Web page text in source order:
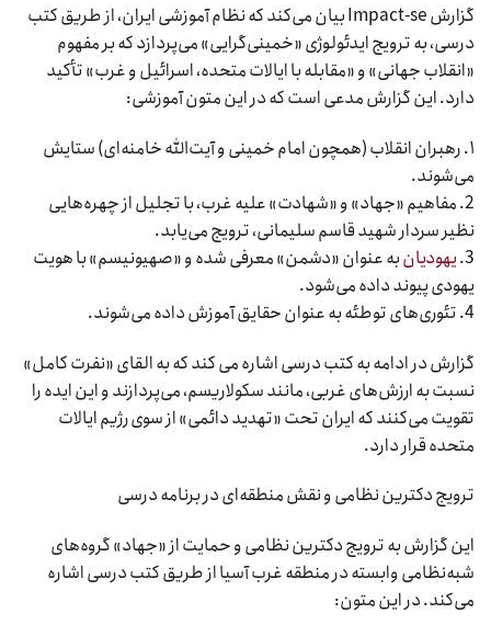
گزارش Impact-se بیان می‌کند که نظام آموزشی ایران، از طریق کتب
درسی، به ترویج ایدئولوژی «خمینی‌گرایی» می‌پردازد که بر مفهوم
«انقلاب جهانی» و «مقابله با ایالات متحده، اسرائیل و غرب» تأکید
دارد. این گزارش مدعی است که در این متون آموزشی:
۱. رهبران انقلاب (همچون امام خمینی و آیت‌الله خامنه‌ای) ستایش
می‌شوند.
2. مفاهیم «جهاد» و «شهادت» علیه غرب، با تجلیل از چهره‌هایی
نظیر سردار شهید قاسم سلیمانی، ترویج می‌یابد.
3. یهودیانبه عنوان «دشمن» معرفی شده و «صهیونیسم» با هویت
یهودی پیوند داده می‌شود.
4. تئوری‌های توطئه به عنوان حقایق آموزش داده می‌شوند.
گزارش در ادامه به کتب درسی اشاره می کند که به القای «نفرت کامل»
نسبت به ارزش‌های غربی، مانند سکولاریسم، می‌پردازند و این ایده را
تقویت می‌کنند که ایران تحت «تهدید دائمی» از سوی رژیم ایالات
متحده قرار دارد.
ترویج دکترین نظامی و نقش منطقه‌ای در برنامه درسی
این گزارش به ترویج دکترین نظامی و حمایت از «جهاد» گروه‌های
شبه‌نظامی وابسته در منطقه غرب آسیا از طریق کتب درسی اشاره
می‌کند. در این متون: